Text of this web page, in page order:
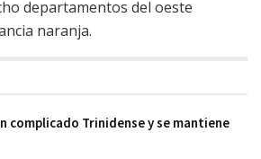
departamentos del oeste
naranja.
complicado Trinidense y se mantiene